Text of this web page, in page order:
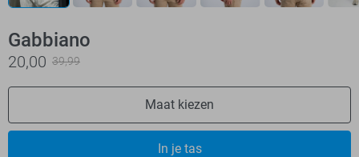
Gabbiano
20,00 39,99
Maat kiezen
In je tas